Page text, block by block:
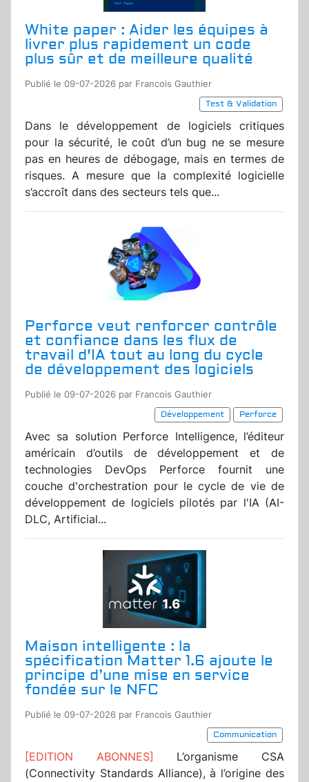
White paper : Aider les équipes à
livrer plus rapidement un code
plus sûr et de meilleure qualité
Publié le 09-07-2026 par Francois Gauthier
Test & Validation
Dans le développement de logiciels critiques
pour la sécurité, le coût d’un bug ne se mesure
pas en heures de débogage, mais en termes de
risques. A mesure que la complexité logicielle
s’accroît dans des secteurs tels que...
Perforce veut renforcer contrôle
et confiance dans les flux de
travail d'IA tout au long du cycle
de développement des logiciels
Publié le 09-07-2026 par Francois Gauthier
Développement
Perforce
Avec sa solution Perforce Intelligence, l’éditeur
américain d’outils de développement et de
technologies DevOps Perforce fournit une
couche d'orchestration pour le cycle de vie de
développement de logiciels pilotés par l'IA (AI-
DLC, Artificial...
Maison intelligente : la
spécification Matter 1.6 ajoute le
principe d’une mise en service
fondée sur le NFC
Publié le 09-07-2026 par Francois Gauthier
Communication
[EDITION ABONNES] L’organisme CSA
(Connectivity Standards Alliance), à l’origine des